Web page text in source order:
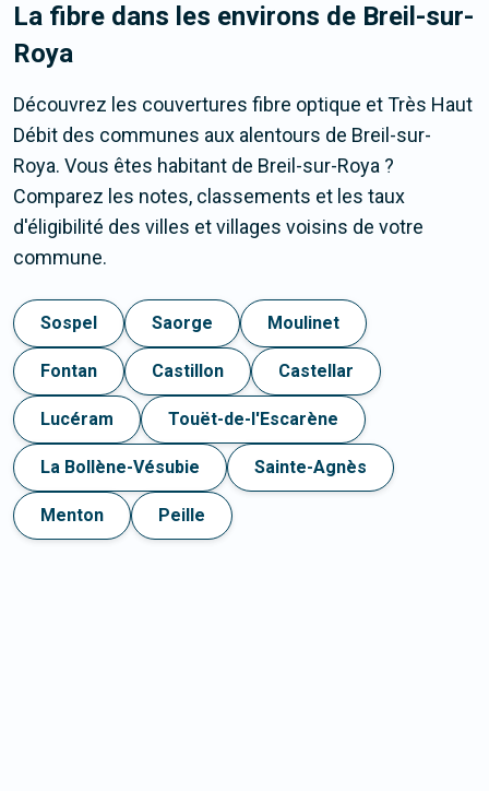
La fibre dans les environs de Breil-sur-
Roya
Découvrez les couvertures fibre optique et Très Haut
Débit des communes aux alentours de Breil-sur-
Roya. Vous êtes habitant de Breil-sur-Roya ?
Comparez les notes, classements et les taux
d'éligibilité des villes et villages voisins de votre
commune.
Sospel Saorge Moulinet
Fontan Castillon Castellar
Lucéram Touët-de-l'Escarène
La Bollène-Vésubie Sainte-Agnès
Menton Peille